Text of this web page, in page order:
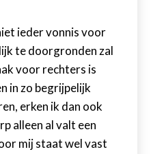
ieder vonnis voor
te doorgronden zal
voor rechters is
in zo begrijpelijk
erken ik dan ook
alleen al valt een
mij staat wel vast